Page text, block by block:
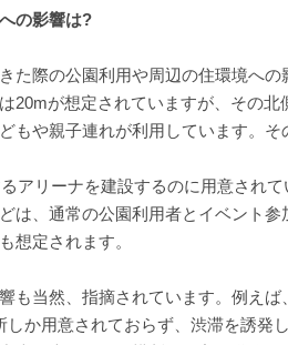
の影響は?
た際の公園利用や周辺の住環境へ
20mが想定されていますが、その
もや親子連れが利用しています。
アリーナを建設するのに用意され
は、通常の公園利用者とイベント
想定されます。
も当然、指摘されています。例え
しか用意されておらず、渋滞を誘発